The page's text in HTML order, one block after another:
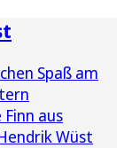
Spaß am
Finn aus
Wüst